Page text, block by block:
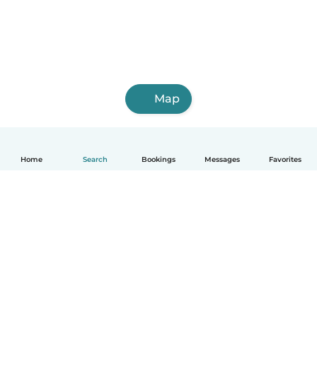
Home Search Bookings Messages Favorites
Map